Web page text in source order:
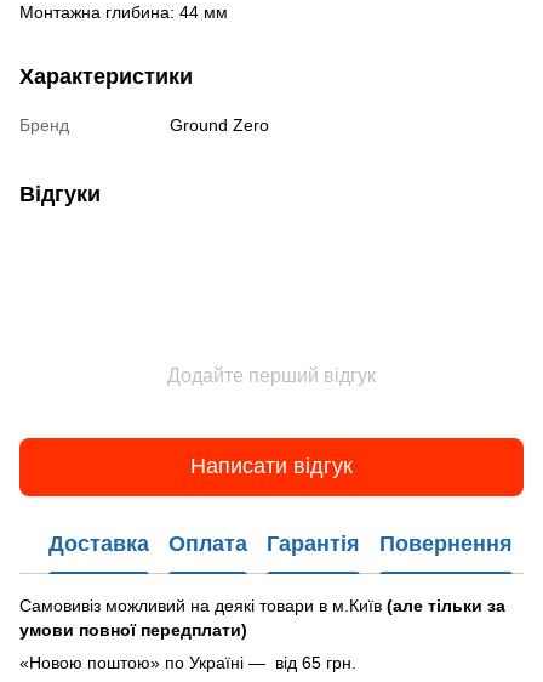
Монтажна глибина: 44 мм
Характеристики
Бренд Ground Zero
Відгуки
Додайте перший відгук
Написати відгук
Доставка Оплата Гарантія Повернення
Самовивіз можливий на деякі товари в м.Київ (але тільки за
умови повної передплати)
«Новою поштою» по Україні — від 65 грн.